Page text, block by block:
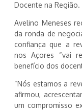
Docente na Região.
Avelino Meneses
da ronda de
confiança que a
nos Açores “vai
benefício dos
“Nós estamos a
afirmou,
um compromisso